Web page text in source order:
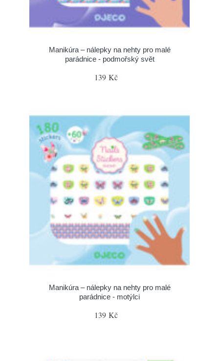
Manikúra – nálepky na nehty pro malé
parádnice - podmořský svět
139 Kč
Manikúra – nálepky na nehty pro malé
parádnice - motýlci
139 Kč